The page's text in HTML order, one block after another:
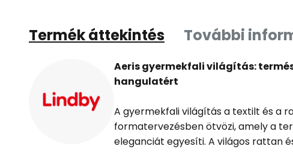
Termék áttekintés További
Aeris gyermekfali világítás:
hangulatért
A gyermekfali világítás a textilt és a
formatervezésben ötvözi, amely a
eleganciát egyesíti. A világos rattan